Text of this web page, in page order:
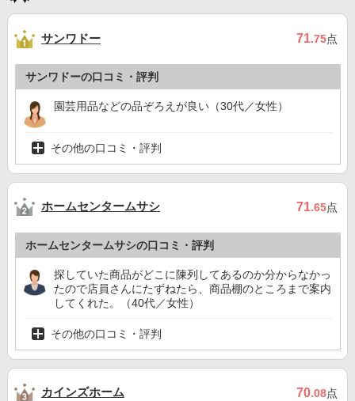
サンワドー 71.75点
サンワドーの口コミ・評判
園芸用品などの品ぞろえが良い（30代／女性）
その他の口コミ・評判
ホームセンタームサシ 71.65点
ホームセンタームサシの口コミ・評判
探していた商品がどこに陳列してあるのか分からなかっ
たので店員さんにたずねたら、商品棚のところまで案内
してくれた。（40代／女性）
その他の口コミ・評判
カインズホーム 70.08点